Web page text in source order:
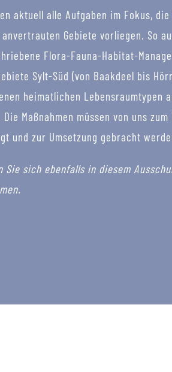
aktuell alle Aufgaben im Fokus,
Gebiete vorliegen. So
Flora-Fauna-Habitat-
Sylt-Süd (von Baakdeel bis
heimatlichen Lebensraumtypen
Die Maßnahmen müssen von uns
und zur Umsetzung gebracht
Sie sich ebenfalls in diesem